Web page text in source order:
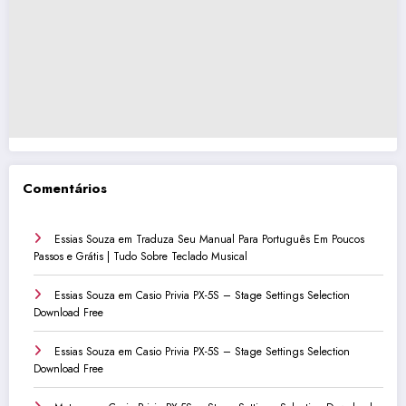
Comentários
Essias Souza em Traduza Seu Manual Para Português Em Poucos
Passos e Grátis | Tudo Sobre Teclado Musical
Essias Souza em Casio Privia PX-5S – Stage Settings Selection
Download Free
Essias Souza em Casio Privia PX-5S – Stage Settings Selection
Download Free